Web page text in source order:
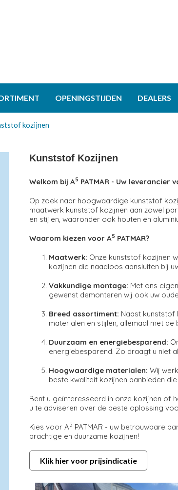
OPENINGSTIJDEN DEALERS
kozijnen
Kunststof Kozijnen
Welkom bij A5 PATMAR - Uw leverancier
Op zoek naar hoogwaardige kunststof
maatwerk kunststof kozijnen aan zowel
en stijlen, waaronder ook houten en
Waarom kiezen voor A5 PATMAR?
Maatwerk: Onze kunststof kozijnen
kozijnen die naadloos aansluiten bij
Vakkundige montage: Met ons
gewenst demonteren wij ook uw
Breed assortiment: Naast kunststof
materialen en stijlen, allemaal met de
Duurzaam en energiebesparend:
energiebesparend. Zo draagt u niet
Hoogwaardige materialen:Wij
beste kwaliteit kozijnen aanbieden
Bent u geïnteresseerd in onze kozijnen of
u te adviseren over de beste oplossing
Kies voor A5 PATMAR - uw betrouwbare
prachtige en duurzame kozijnen!
Klik hier voor prijsindicatie